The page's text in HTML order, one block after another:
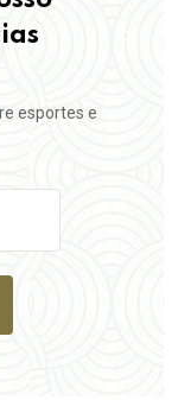
esportes e